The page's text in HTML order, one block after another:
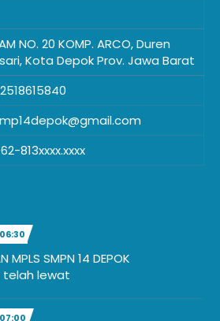
NO. 20 KOMP. ARCO, Duren
Kota Depok Prov. Jawa Barat
813xxxx.xxxx
MPLS SMPN 14 DEPOK
telah lewat